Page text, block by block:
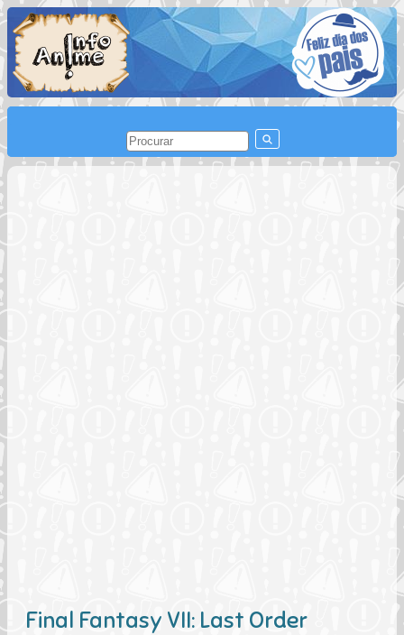
Final Fantasy VII: Last Order